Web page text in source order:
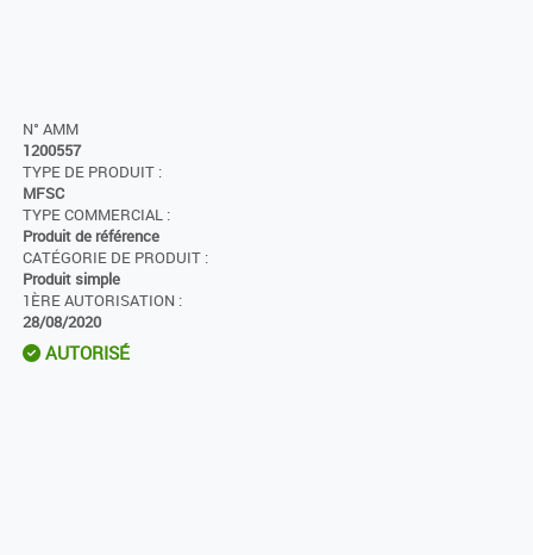
N° AMM
1200557
TYPE DE PRODUIT :
MFSC
TYPE COMMERCIAL :
Produit de référence
CATÉGORIE DE PRODUIT :
Produit simple
1ÈRE AUTORISATION :
28/08/2020
AUTORISÉ